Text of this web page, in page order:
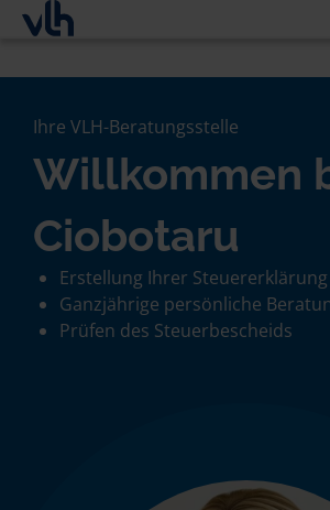
Ihre VLH-Beratungsstelle
Willkommen
Ciobotaru
Erstellung Ihrer Steuererklärung
Ganzjährige persönliche
Prüfen des Steuerbescheids